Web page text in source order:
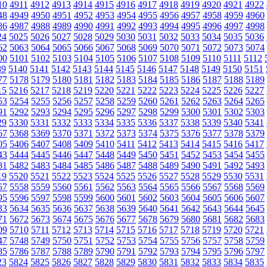
4911 4912 4913 4914 4915 4916 4917 4918 4919 4920 4921 4922
4949 4950 4951 4952 4953 4954 4955 4956 4957 4958 4959 4960
4987 4988 4989 4990 4991 4992 4993 4994 4995 4996 4997 4998
5025 5026 5027 5028 5029 5030 5031 5032 5033 5034 5035 5036
5063 5064 5065 5066 5067 5068 5069 5070 5071 5072 5073 5074
5101 5102 5103 5104 5105 5106 5107 5108 5109 5110 5111 5112
5140 5141 5142 5143 5144 5145 5146 5147 5148 5149 5150 5151
5178 5179 5180 5181 5182 5183 5184 5185 5186 5187 5188 5189
5216 5217 5218 5219 5220 5221 5222 5223 5224 5225 5226 5227
5254 5255 5256 5257 5258 5259 5260 5261 5262 5263 5264 5265
5292 5293 5294 5295 5296 5297 5298 5299 5300 5301 5302 5303
5330 5331 5332 5333 5334 5335 5336 5337 5338 5339 5340 5341
5368 5369 5370 5371 5372 5373 5374 5375 5376 5377 5378 5379
5406 5407 5408 5409 5410 5411 5412 5413 5414 5415 5416 5417
5444 5445 5446 5447 5448 5449 5450 5451 5452 5453 5454 5455
5482 5483 5484 5485 5486 5487 5488 5489 5490 5491 5492 5493
5520 5521 5522 5523 5524 5525 5526 5527 5528 5529 5530 5531
5558 5559 5560 5561 5562 5563 5564 5565 5566 5567 5568 5569
5596 5597 5598 5599 5600 5601 5602 5603 5604 5605 5606 5607
5634 5635 5636 5637 5638 5639 5640 5641 5642 5643 5644 5645
5672 5673 5674 5675 5676 5677 5678 5679 5680 5681 5682 5683
5710 5711 5712 5713 5714 5715 5716 5717 5718 5719 5720 5721
5748 5749 5750 5751 5752 5753 5754 5755 5756 5757 5758 5759
5786 5787 5788 5789 5790 5791 5792 5793 5794 5795 5796 5797
5824 5825 5826 5827 5828 5829 5830 5831 5832 5833 5834 5835